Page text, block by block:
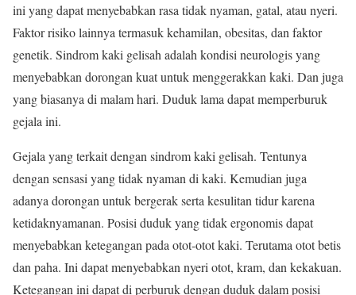
ini yang dapat menyebabkan rasa tidak nyaman, gatal, atau nyeri.
Faktor risiko lainnya termasuk kehamilan, obesitas, dan faktor
genetik. Sindrom kaki gelisah adalah kondisi neurologis yang
menyebabkan dorongan kuat untuk menggerakkan kaki. Dan juga
yang biasanya di malam hari. Duduk lama dapat memperburuk
gejala ini.
Gejala yang terkait dengan sindrom kaki gelisah. Tentunya
dengan sensasi yang tidak nyaman di kaki. Kemudian juga
adanya dorongan untuk bergerak serta kesulitan tidur karena
ketidaknyamanan. Posisi duduk yang tidak ergonomis dapat
menyebabkan ketegangan pada otot-otot kaki. Terutama otot betis
dan paha. Ini dapat menyebabkan nyeri otot, kram, dan kekakuan.
Ketegangan ini dapat di perburuk dengan duduk dalam posisi